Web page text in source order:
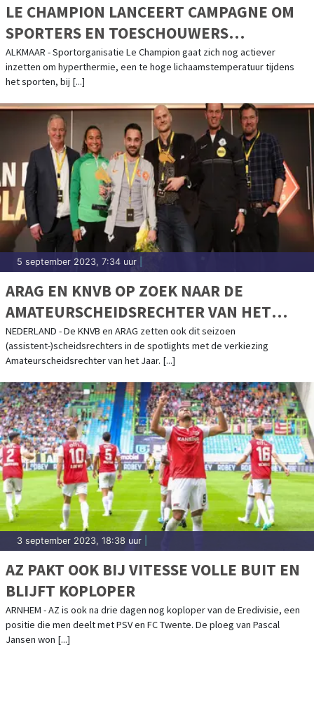
LE CHAMPION LANCEERT CAMPAGNE OM
SPORTERS EN TOESCHOUWERS
BEKENDER TE MAKEN MET
HYPERTHERMIE
ALKMAAR - Sportorganisatie Le Champion gaat zich nog actiever
inzetten om hyperthermie, een te hoge lichaamstemperatuur tijdens
het sporten, bij [...]
5 september 2023, 7:34 uur
ARAG EN KNVB OP ZOEK NAAR DE
AMATEURSCHEIDSRECHTER VAN HET
JAAR
NEDERLAND - De KNVB en ARAG zetten ook dit seizoen
(assistent-)scheidsrechters in de spotlights met de verkiezing
Amateurscheidsrechter van het Jaar. [...]
3 september 2023, 18:38 uur
AZ PAKT OOK BIJ VITESSE VOLLE BUIT EN
BLIJFT KOPLOPER
ARNHEM - AZ is ook na drie dagen nog koploper van de Eredivisie, een
positie die men deelt met PSV en FC Twente. De ploeg van Pascal
Jansen won [...]